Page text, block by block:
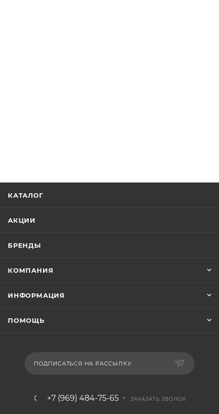
КАТАЛОГ
АКЦИИ
БРЕНДЫ
КОМПАНИЯ
ИНФОРМАЦИЯ
ПОМОЩЬ
ПОДПИСАТЬСЯ НА РАССЫЛКУ
+7 (969) 484-75-65 ЗАКАЗАТЬ ЗВОНОК